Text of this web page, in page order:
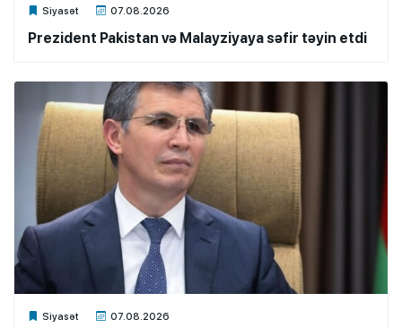
Siyasət 07.08.2026
Xalq.Online
Prezident Pakistan və Malayziyaya səfir təyin etdi
Siyasət 07.08.2026
Xalq.Online